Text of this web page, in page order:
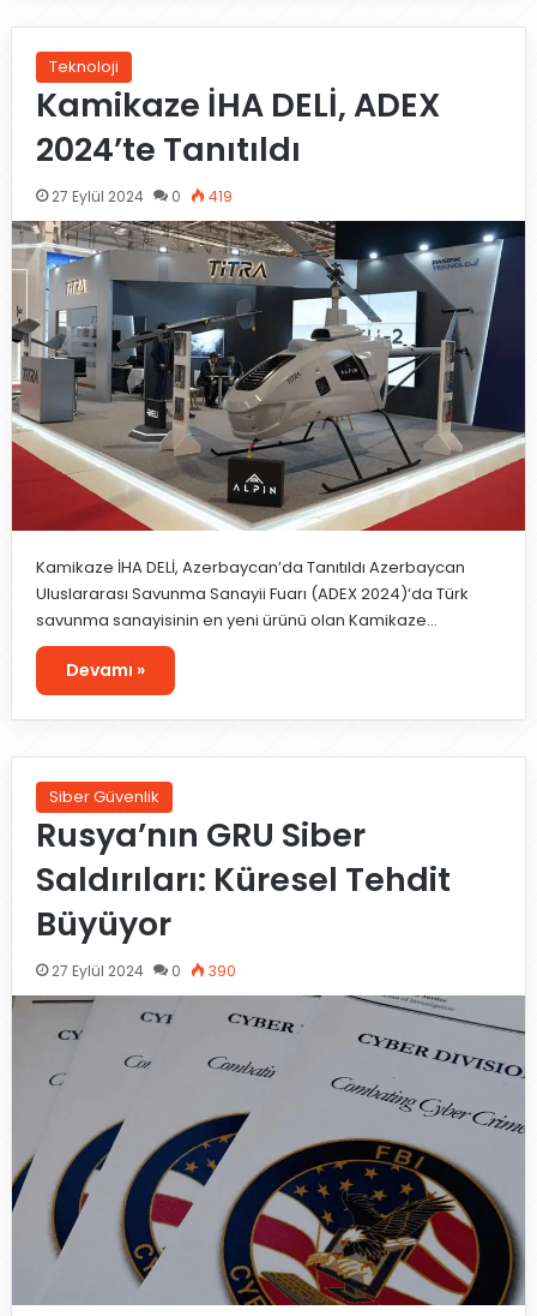
Teknoloji
Kamikaze İHA DELİ, ADEX
2024’te Tanıtıldı
27 Eylül 2024 0 419
Kamikaze İHA DELİ, Azerbaycan’da Tanıtıldı Azerbaycan
Uluslararası Savunma Sanayii Fuarı (ADEX 2024)‘da Türk
savunma sanayisinin en yeni ürünü olan Kamikaze…
Devamı »
Siber Güvenlik
Rusya’nın GRU Siber
Saldırıları: Küresel Tehdit
Büyüyor
27 Eylül 2024 0 390